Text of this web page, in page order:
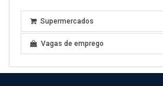
Supermercados
Vagas de emprego